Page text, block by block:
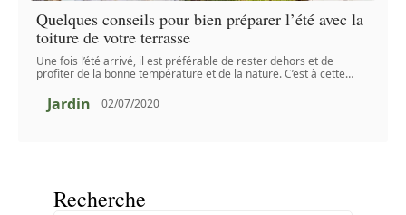
Quelques conseils pour bien préparer l’été avec la
toiture de votre terrasse
Une fois l’été arrivé, il est préférable de rester dehors et de
profiter de la bonne température et de la nature. C’est à cette…
Jardin 02/07/2020
Recherche